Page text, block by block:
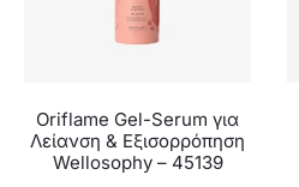
Oriflame Gel-Serum για
Λείανση & Εξισορρόπηση
Wellosophy – 45139